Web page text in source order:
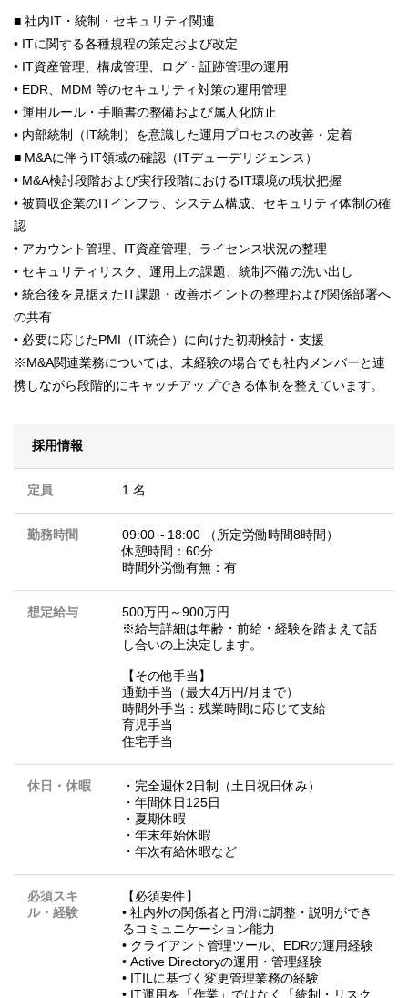
■ 社内IT・統制・セキュリティ関連
• ITに関する各種規程の策定および改定
• IT資産管理、構成管理、ログ・証跡管理の運用
• EDR、MDM 等のセキュリティ対策の運用管理
• 運用ルール・手順書の整備および属人化防止
• 内部統制（IT統制）を意識した運用プロセスの改善・定着
■ M&Aに伴うIT領域の確認（ITデューデリジェンス）
• M&A検討段階および実行段階におけるIT環境の現状把握
• 被買収企業のITインフラ、システム構成、セキュリティ体制の確
認
• アカウント管理、IT資産管理、ライセンス状況の整理
• セキュリティリスク、運用上の課題、統制不備の洗い出し
• 統合後を見据えたIT課題・改善ポイントの整理および関係部署へ
の共有
• 必要に応じたPMI（IT統合）に向けた初期検討・支援
※M&A関連業務については、未経験の場合でも社内メンバーと連
携しながら段階的にキャッチアップできる体制を整えています。
採用情報
定員 1 名
勤務時間
09:00～18:00 （所定労働時間8時間）
休憩時間：60分
時間外労働有無：有
想定給与
500万円～900万円
※給与詳細は年齢・前給・経験を踏まえて話
し合いの上決定します。
【その他手当】
通勤手当（最大4万円/月まで）
時間外手当：残業時間に応じて支給
育児手当
住宅手当
休日・休暇
・完全週休2日制（土日祝日休み）
・年間休日125日
・夏期休暇
・年末年始休暇
・年次有給休暇など
必須スキ
ル・経験
【必須要件】
• 社内外の関係者と円滑に調整・説明ができ
るコミュニケーション能力
• クライアント管理ツール、EDRの運用経験
• Active Directoryの運用・管理経験
• ITILに基づく変更管理業務の経験
• IT運用を「作業」ではなく「統制・リスク